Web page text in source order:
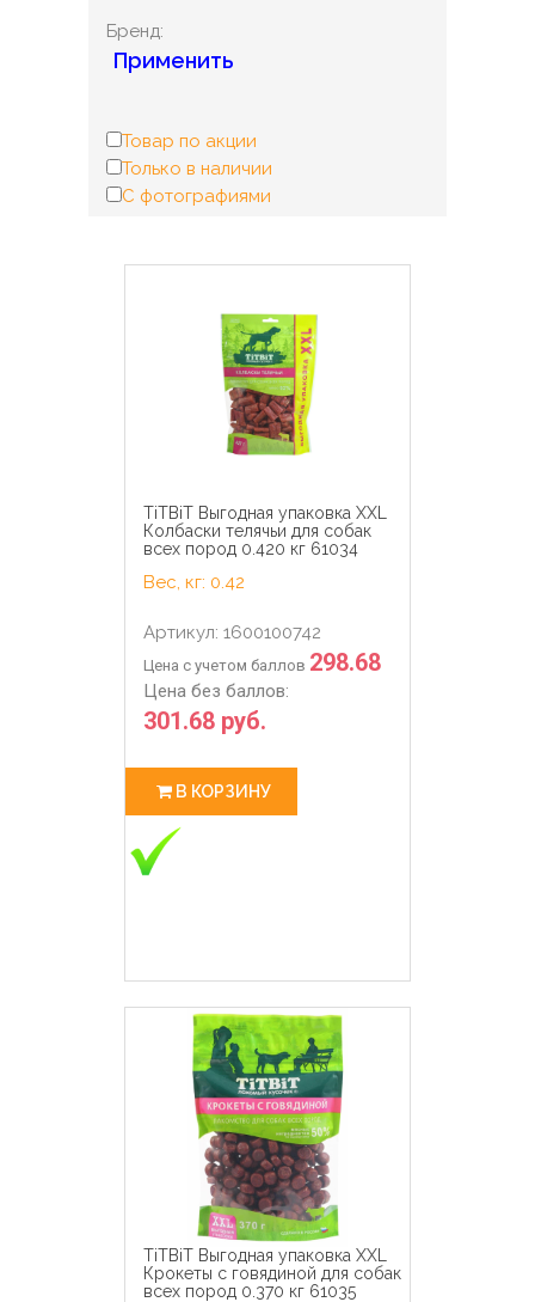
Бренд:
Применить
Товар по акции
Только в наличии
С фотографиями
TiTBiT Выгодная упаковка XXL
Колбаски телячьи для собак
всех пород 0.420 кг 61034
Вес, кг: 0.42
Артикул: 1600100742
Цена с учетом баллов 298.68
Цена без баллов:
301.68 руб.
В КОРЗИНУ
TiTBiT Выгодная упаковка XXL
Крокеты с говядиной для собак
всех пород 0.370 кг 61035